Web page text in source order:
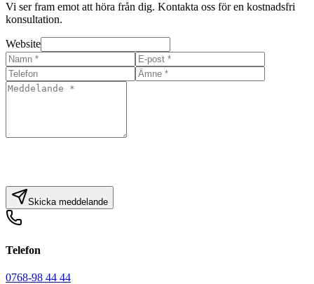
Vi ser fram emot att höra från dig. Kontakta oss för en kostnadsfri
konsultation.
Website
Skicka meddelande
Telefon
0768-98 44 44